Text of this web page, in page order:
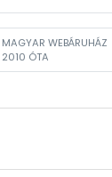
MAGYAR WEBÁRUHÁZ
2010 ÓTA